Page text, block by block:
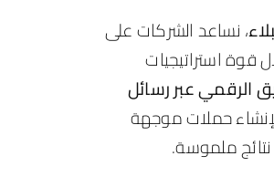
، نساعد الشركات على
قوة استراتيجيات
الرقمي عبر رسائل
حملات موجهة
ملموسة.